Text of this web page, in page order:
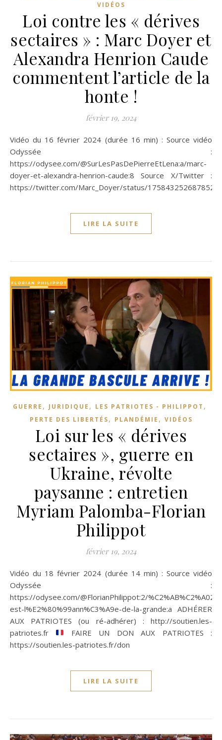
VIDÉOS
Loi contre les « dérives
sectaires » : Marc Doyer et
Alexandra Henrion Caude
commentent l’article de la
honte !
février 19, 2024
Vidéo du 16 février 2024 (durée 16 min) : Source vidéo
Odyssée :
https://odysee.com/@SurLesPasDePierreEtLena:a/marc-
doyer-et-alexandra-henrion-caude:8 Source X/Twitter :
https://twitter.com/Marc_Doyer/status/
LIRE LA SUITE
GUERRE , JURIDIQUE , LES PATRIOTES - PHILIPPOT ,
PERTE DES LIBERTÉS, PLANDÉMIE , VIDÉOS
Loi sur les « dérives
sectaires », guerre en
Ukraine, révolte
paysanne : entretien
Myriam Palomba-Florian
Philippot
février 19, 2024
Vidéo du 18 février 2024 (durée 14 min) : Source vidéo
Odyssée :
https://odysee.com/@FlorianPhilippot:2/
est-l%E2%80%99ann%C3%A9e-de-la-grande:a ADHÉRER
AUX PATRIOTES (ou ré-adhérer) : http://soutien.les-
patriotes.fr
FAIRE UN DON AUX PATRIOTES :
https://soutien.les-patriotes.fr/don
LIRE LA SUITE